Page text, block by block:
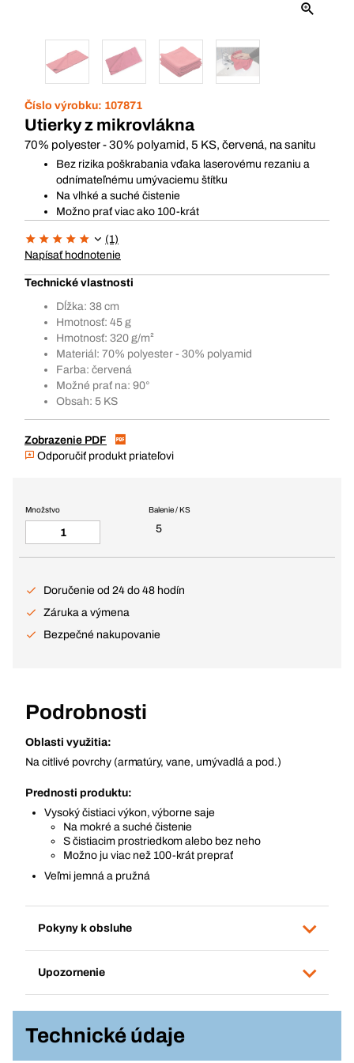
Číslo výrobku: 107871
Utierky z mikrovlákna
70% polyester - 30% polyamid, 5 KS, červená, na sanitu
Bez rizika poškrabania vďaka laserovému rezaniu a
odnímateľnému umývaciemu štítku
Na vlhké a suché čistenie
Možno prať viac ako 100-krát
(1)
Napísať hodnotenie
Technické vlastnosti
Dĺžka: 38 cm
Hmotnosť: 45 g
Hmotnosť: 320 g/m²
Materiál: 70% polyester - 30% polyamid
Farba: červená
Možné prať na: 90°
Obsah: 5 KS
Zobrazenie PDF
Odporučiť produkt priateľovi
Balenie / KS
5
Množstvo
Doručenie od 24 do 48 hodín
Záruka a výmena
Bezpečné nakupovanie
Podrobnosti
Oblasti využitia:
Na citlivé povrchy (armatúry, vane, umývadlá a pod.)
Prednosti produktu:
Vysoký čistiaci výkon, výborne saje
Na mokré a suché čistenie
S čistiacim prostriedkom alebo bez neho
Možno ju viac než 100-krát preprať
Veľmi jemná a pružná
Pokyny k obsluhe
Upozornenie
Technické údaje